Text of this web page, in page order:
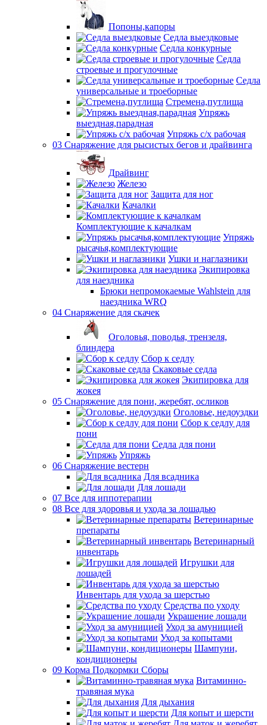
Попоны,капоры
Седла выездковые
Седла конкурные
Седла
строевые и прогулочные
Седла
универсальные и троеборные
Стремена,путлища
Упряжь
выездная,парадная
Упряжь с/х рабочая
03 Снаряжение для рысистых бегов и драйвинга
Драйвинг
Железо
Защита для ног
Качалки
Комплектующие к качалкам
Упряжь
рысачья,комплектующие
Ушки и наглазники
Экипировка
для наездника
Брюки непромокаемые Wahlstein для
наездника WRQ
04 Снаряжение для скачек
Оголовья, поводья, трензеля,
блиндера
Сбор к седлу
Скаковые седла
Экипировка для
жокея
05 Снаряжение для пони, жеребят, осликов
Оголовье, недоуздки
Сбор к седлу для
пони
Седла для пони
Упряжь
06 Снаряжение вестерн
Для всадника
Для лошади
07 Все для иппотерапии
08 Все для здоровья и ухода за лошадью
Ветеринарные
препараты
Ветеринарный
инвентарь
Игрушки для
лошадей
Инвентарь для ухода за шерстью
Средства по уходу
Украшение лошади
Уход за амуницией
Уход за копытами
Шампуни,
кондиционеры
09 Корма Подкормки Сборы
Витаминно-
травяная мука
Для дыхания
Для копыт и шерсти